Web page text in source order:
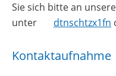
Sie sich bitte an
unter
dtnschtzx1fn
Kontaktaufnahme